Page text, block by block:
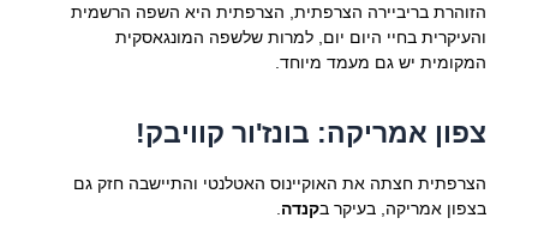
הזוהרת בריביירה הצרפתית, הצרפתית היא השפה הרשמית
והעיקרית בחיי היום יום, למרות שלשפה המונגאסקית
המקומית יש גם מעמד מיוחד.
צפון אמריקה: בונז'ור קוויבק!
הצרפתית חצתה את האוקיינוס האטלנטי והתיישבה חזק גם
בצפון אמריקה, בעיקר בקנדה